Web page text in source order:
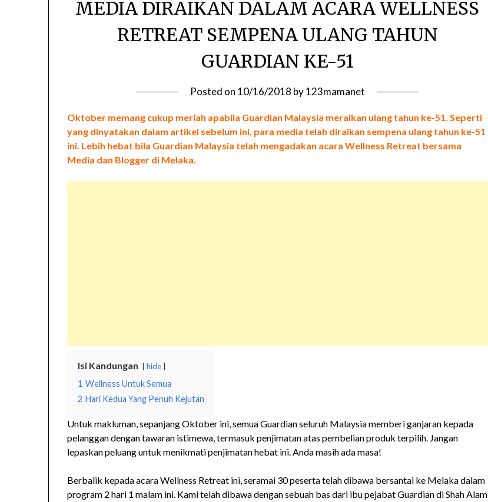
MEDIA DIRAIKAN DALAM ACARA WELLNESS
RETREAT SEMPENA ULANG TAHUN
GUARDIAN KE-51
Posted on 10/16/2018 by123mamanet
Oktober memang cukup meriah apabila Guardian Malaysia meraikan ulang tahun ke-51. Seperti
yang dinyatakan dalam artikel sebelum ini, para media telah diraikan sempena ulang tahun ke-51
ini. Lebih hebat bila Guardian Malaysia telah mengadakan acara Wellness Retreat bersama
Media dan Blogger di Melaka.
Isi Kandungan hide
1 Wellness Untuk Semua
2 Hari Kedua Yang Penuh Kejutan
Untuk makluman, sepanjang Oktober ini, semua Guardian seluruh Malaysia memberi ganjaran kepada
pelanggan dengan tawaran istimewa, termasuk penjimatan atas pembelian produk terpilih. Jangan
lepaskan peluang untuk menikmati penjimatan hebat ini. Anda masih ada masa!
Berbalik kepada acara Wellness Retreat ini, seramai 30 peserta telah dibawa bersantai ke Melaka dalam
program 2 hari 1 malam ini. Kami telah dibawa dengan sebuah bas dari ibu pejabat Guardian di Shah Alam